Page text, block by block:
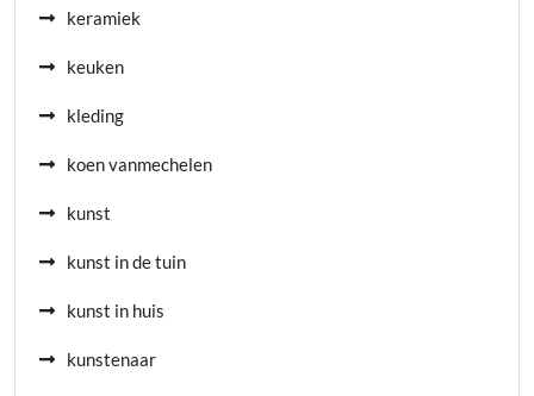
keramiek
keuken
kleding
koen vanmechelen
kunst
kunst in de tuin
kunst in huis
kunstenaar